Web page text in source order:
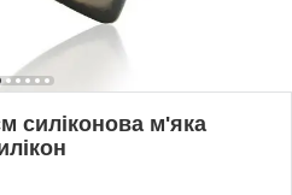
силіконова м'яка